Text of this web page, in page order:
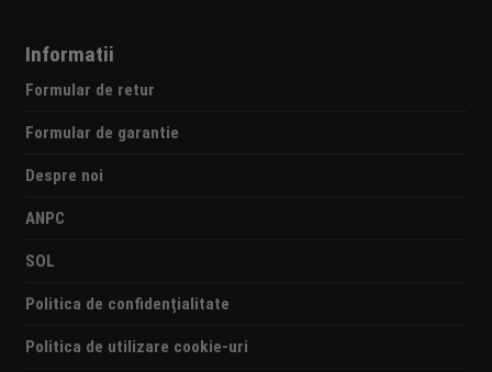
Informatii
Formular de retur
Formular de garantie
Despre noi
ANPC
SOL
Politica de confidențialitate
Politica de utilizare cookie-uri